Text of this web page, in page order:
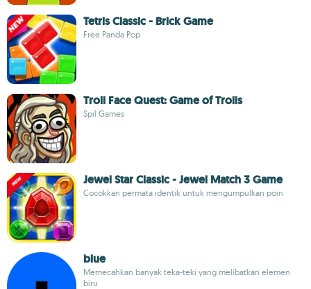
Tetris Classic - Brick Game
Free Panda Pop
Troll Face Quest: Game of Trolls
Spil Games
Jewel Star Classic - Jewel Match 3 Game
Cocokkan permata identik untuk mengumpulkan poin
blue
Memecahkan banyak teka-teki yang melibatkan elemen
biru